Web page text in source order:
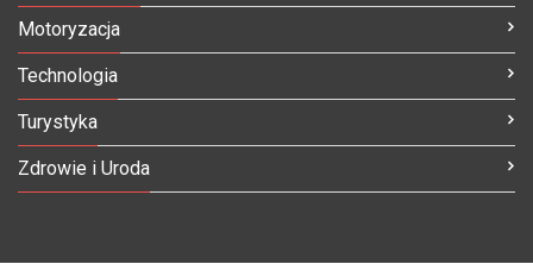
Motoryzacja
Technologia
Turystyka
Zdrowie i Uroda